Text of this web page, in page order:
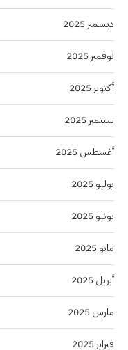
ديسمبر 2025
نوفمبر 2025
أكتوبر 2025
سبتمبر 2025
أغسطس 2025
يوليو 2025
يونيو 2025
مايو 2025
أبريل 2025
مارس 2025
فبراير 2025